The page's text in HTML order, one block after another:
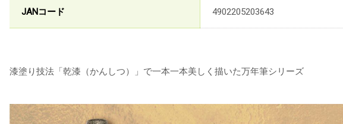
JANコード 4902205203643
漆塗り技法「乾漆（かんしつ）」で一本一本美しく描いた万年筆シリーズ